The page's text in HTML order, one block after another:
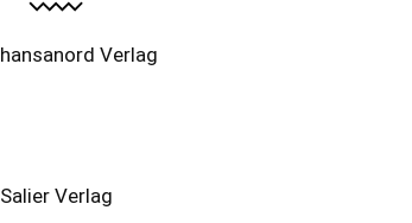
hansanord Verlag
Salier Verlag